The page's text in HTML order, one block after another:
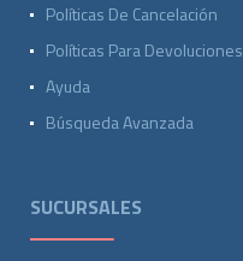
Políticas De Cancelación
Políticas Para Devoluciones
Ayuda
Búsqueda Avanzada
SUCURSALES